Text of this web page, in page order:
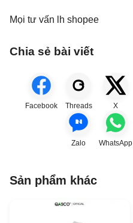
Mọi tư vấn lh shopee
Chia sẻ bài viết
Facebook Threads X
Zalo WhatsApp
Sản phẩm khác